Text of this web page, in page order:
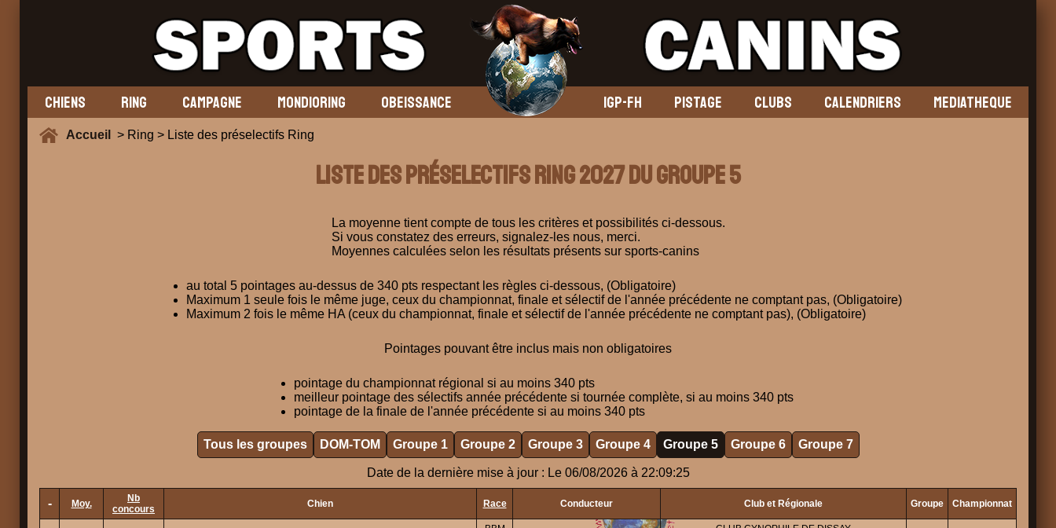
CHIENS RING CAMPAGNE MONDIORING OBEISSANCE IGP-FH PISTAGE CLUBS CALENDRIERS MEDIATHEQUE
Accueil > Ring > Liste des préselectifs Ring
Liste des préselectifs Ring 2027 du groupe 5
La moyenne tient compte de tous les critères et possibilités ci-dessous.
Si vous constatez des erreurs, signalez-les nous, merci.
Moyennes calculées selon les résultats présents sur sports-canins
au total 5 pointages au-dessus de 340 pts respectant les règles ci-dessous, (Obligatoire)
Maximum 1 seule fois le même juge, ceux du championnat, finale et sélectif de l'année précédente ne comptant pas, (Obligatoire)
Maximum 2 fois le même HA (ceux du championnat, finale et sélectif de l'année précédente ne comptant pas), (Obligatoire)
Pointages pouvant être inclus mais non obligatoires
pointage du championnat régional si au moins 340 pts
meilleur pointage des sélectifs année précédente si tournée complète, si au moins 340 pts
pointage de la finale de l'année précédente si au moins 340 pts
Tous les groupes DOM-TOM Groupe 1 Groupe 2 Groupe 3 Groupe 4 Groupe 5 Groupe 6 Groupe 7
Date de la dernière mise à jour : Le 06/08/2026 à 22:09:25
- Moy.
Nb
concours
Chien Race Conducteur Club et Régionale Groupe Championnat